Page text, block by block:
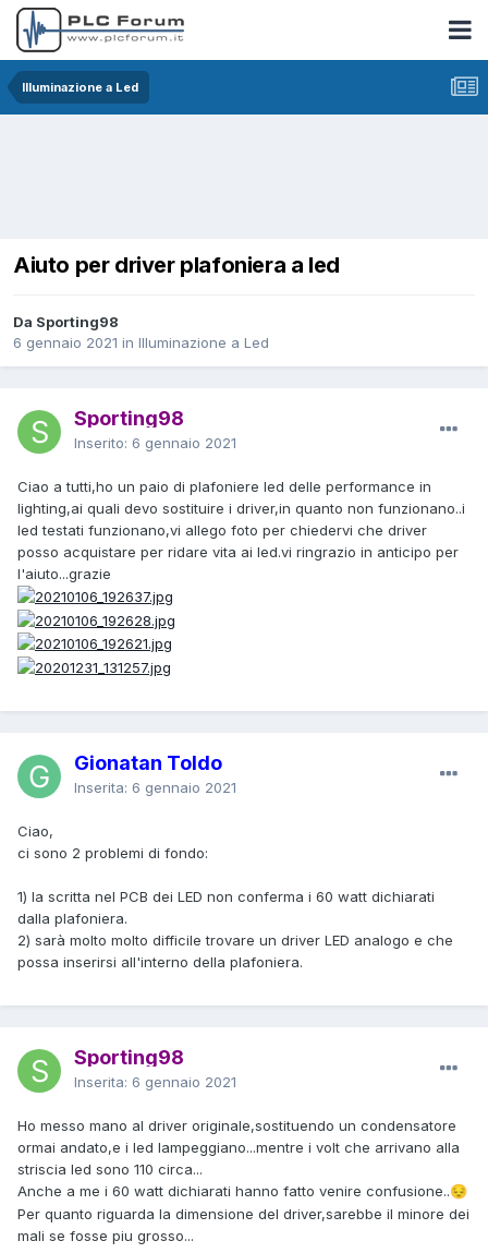
Illuminazione a Led
Aiuto per driver plafoniera a led
Da Sporting98
6 gennaio 2021 in Illuminazione a Led
Sporting98
Inserito: 6 gennaio 2021
Ciao a tutti,ho un paio di plafoniere led delle performance in
lighting,ai quali devo sostituire i driver,in quanto non funzionano..i
led testati funzionano,vi allego foto per chiedervi che driver
posso acquistare per ridare vita ai led.vi ringrazio in anticipo per
l'aiuto...grazie
Gionatan Toldo
Inserita: 6 gennaio 2021
Ciao,
ci sono 2 problemi di fondo:
1) la scritta nel PCB dei LED non conferma i 60 watt dichiarati
dalla plafoniera.
2) sarà molto molto difficile trovare un driver LED analogo e che
possa inserirsi all'interno della plafoniera.
Sporting98
Inserita: 6 gennaio 2021
Ho messo mano al driver originale,sostituendo un condensatore
ormai andato,e i led lampeggiano...mentre i volt che arrivano alla
striscia led sono 110 circa...
Anche a me i 60 watt dichiarati hanno fatto venire confusione..😔
Per quanto riguarda la dimensione del driver,sarebbe il minore dei
mali se fosse piu grosso...